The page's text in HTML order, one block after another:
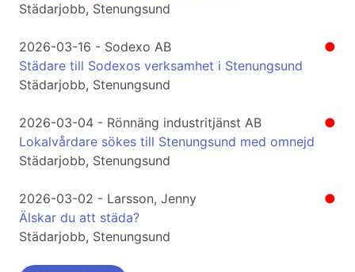
Städarjobb, Stenungsund
●
2026-03-16 - Sodexo AB
Städare till Sodexos verksamhet i Stenungsund
Städarjobb, Stenungsund
●
2026-03-04 - Rönnäng industritjänst AB
Lokalvårdare sökes till Stenungsund med omnejd
Städarjobb, Stenungsund
●
2026-03-02 - Larsson, Jenny
Älskar du att städa?
Städarjobb, Stenungsund